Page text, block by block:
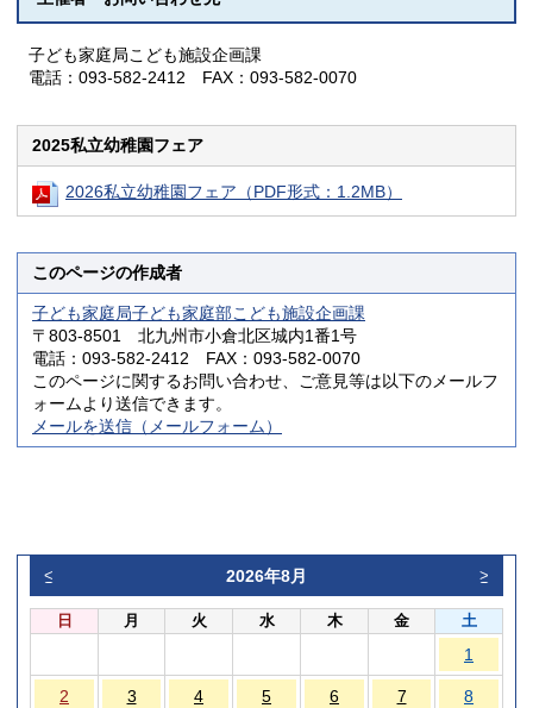
2026年8月
< >
日 月 火 水 木 金 土
1
2 3 4 5 6 7 8
子ども家庭局こども施設企画課
電話：093-582-2412 FAX：093-582-0070
2025私立幼稚園フェア
2026私立幼稚園フェア（PDF形式：1.2MB）
このページの作成者
子ども家庭局子ども家庭部こども施設企画課
〒803-8501 北九州市小倉北区城内1番1号
電話：093-582-2412 FAX：093-582-0070
このページに関するお問い合わせ、ご意見等は以下のメールフ
ォームより送信できます。
メールを送信（メールフォーム）